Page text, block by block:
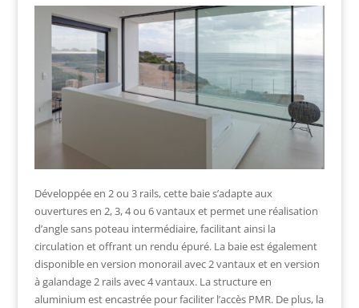
Développée en 2 ou 3 rails, cette baie s’adapte aux
ouvertures en 2, 3, 4 ou 6 vantaux et permet une réalisation
d’angle sans poteau intermédiaire, facilitant ainsi la
circulation et offrant un rendu épuré. La baie est également
disponible en version monorail avec 2 vantaux et en version
à galandage 2 rails avec 4 vantaux. La structure en
aluminium est encastrée pour faciliter l’accès PMR. De plus, la